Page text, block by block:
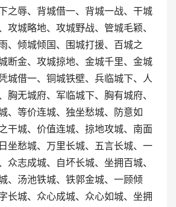
之辱、背城借一、背城一战、干城
攻城略地、攻城野战、管城毛颖、
、倾城倾国、围城打援、百城之
断金、攻城掠地、金城千里、金城
城借一、铜城铁壁、兵临城下、人
胸无城府、军临城下、胸有城府、
、等价连城、独坐愁城、防意如
干城、价值连城、掠地攻城、南面
坐愁城、万里长城、五言长城、一
众志成城、自坏长城、坐拥百城、
、汤池铁城、铁郭金城、一顾倾
长城、众心成城、众心如城、坐拥